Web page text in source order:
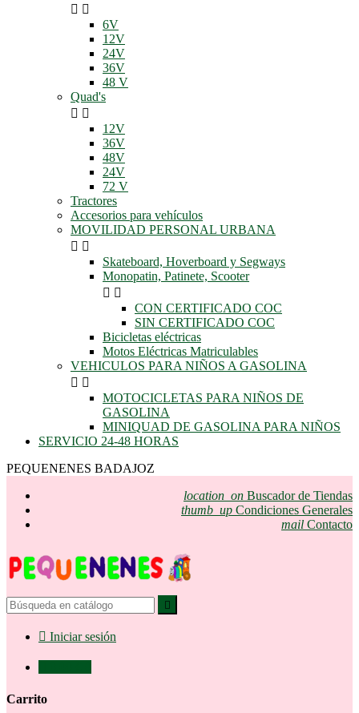
 
6V
12V
24V
36V
48 V
Quad's
 
12V
36V
48V
24V
72 V
Tractores
Accesorios para vehículos
MOVILIDAD PERSONAL URBANA
 
Skateboard, Hoverboard y Segways
Monopatin, Patinete, Scooter
 
CON CERTIFICADO COC
SIN CERTIFICADO COC
Bicicletas eléctricas
Motos Eléctricas Matriculables
VEHICULOS PARA NIÑOS A GASOLINA
 
MOTOCICLETAS PARA NIÑOS DE
GASOLINA
MINIQUAD DE GASOLINA PARA NIÑOS
SERVICIO 24-48 HORAS
PEQUENENES BADAJOZ
location_on Buscador de Tiendas
thumb_up Condiciones Generales
mail Contacto

 Iniciar sesión
Carrito